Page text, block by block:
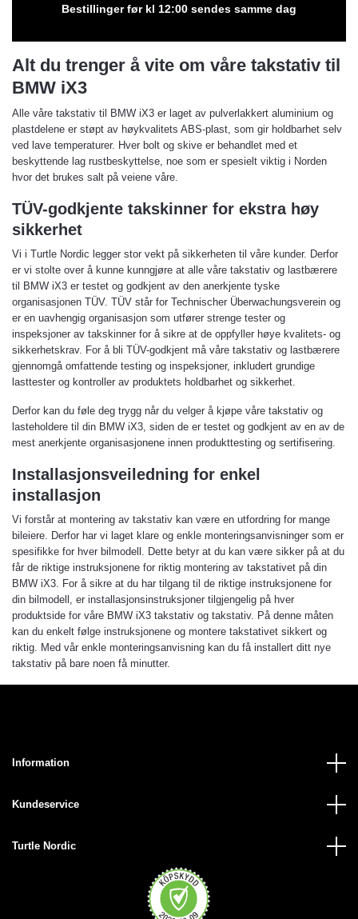
Bestillinger før kl 12:00 sendes samme dag
Alt du trenger å vite om våre takstativ til
BMW iX3
Alle våre takstativ til BMW iX3 er laget av pulverlakkert aluminium og
plastdelene er støpt av høykvalitets ABS-plast, som gir holdbarhet selv
ved lave temperaturer. Hver bolt og skive er behandlet med et
beskyttende lag rustbeskyttelse, noe som er spesielt viktig i Norden
hvor det brukes salt på veiene våre.
TÜV-godkjente takskinner for ekstra høy
sikkerhet
Vi i Turtle Nordic legger stor vekt på sikkerheten til våre kunder. Derfor
er vi stolte over å kunne kunngjøre at alle våre takstativ og lastbærere
til BMW iX3 er testet og godkjent av den anerkjente tyske
organisasjonen TÜV. TÜV står for Technischer Überwachungsverein og
er en uavhengig organisasjon som utfører strenge tester og
inspeksjoner av takskinner for å sikre at de oppfyller høye kvalitets- og
sikkerhetskrav. For å bli TÜV-godkjent må våre takstativ og lastbærere
gjennomgå omfattende testing og inspeksjoner, inkludert grundige
lasttester og kontroller av produktets holdbarhet og sikkerhet.
Derfor kan du føle deg trygg når du velger å kjøpe våre takstativ og
lasteholdere til din BMW iX3, siden de er testet og godkjent av en av de
mest anerkjente organisasjonene innen produkttesting og sertifisering.
Installasjonsveiledning for enkel
installasjon
Vi forstår at montering av takstativ kan være en utfordring for mange
bileiere. Derfor har vi laget klare og enkle monteringsanvisninger som er
spesifikke for hver bilmodell. Dette betyr at du kan være sikker på at du
får de riktige instruksjonene for riktig montering av takstativet på din
BMW iX3. For å sikre at du har tilgang til de riktige instruksjonene for
din bilmodell, er installasjonsinstruksjoner tilgjengelig på hver
produktside for våre BMW iX3 takstativ og takstativ. På denne måten
kan du enkelt følge instruksjonene og montere takstativet sikkert og
riktig. Med vår enkle monteringsanvisning kan du få installert ditt nye
takstativ på bare noen få minutter.
Information
Kundeservice
Turtle Nordic